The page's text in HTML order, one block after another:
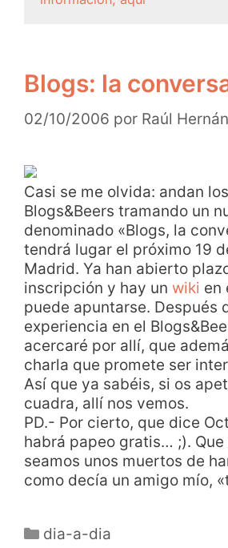
Blogs: la
02/10/2006 por Raúl
Casi se me olvida: andan
Blogs&Beers tramando un
denominado «Blogs, la
tendrá lugar el próximo 19
Madrid. Ya han abierto
inscripción y hay un wiki en
puede apuntarse. Después
experiencia en el
acercaré por allí, que
charla que promete ser
Así que ya sabéis, si os
cuadra, allí nos vemos.
PD.- Por cierto, que dice
habrá papeo gratis… ;). Que
seamos unos muertos de
como decía un amigo mío,
dia-a-dia